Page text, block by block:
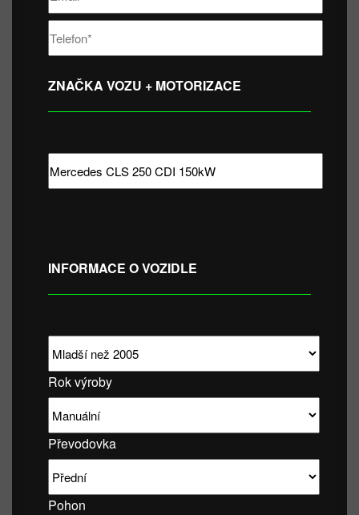
ZNAČKA VOZU + MOTORIZACE
INFORMACE O VOZIDLE
Rok výroby
Převodovka
Pohon